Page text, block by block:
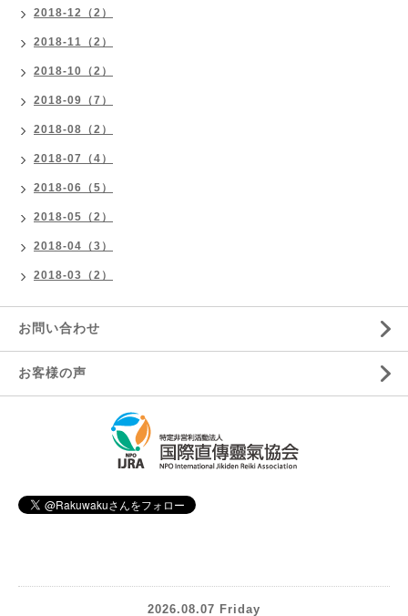
2018-12（2）
2018-11（2）
2018-10（2）
2018-09（7）
2018-08（2）
2018-07（4）
2018-06（5）
2018-05（2）
2018-04（3）
2018-03（2）
お問い合わせ
お客様の声
2026.08.07 Friday